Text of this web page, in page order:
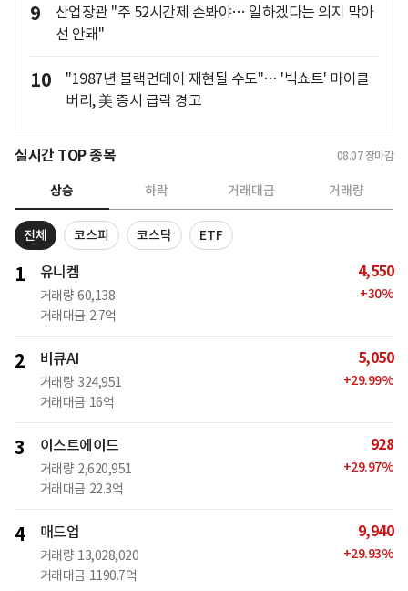
9
산업장관 "주 52시간제 손봐야… 일하겠다는 의지 막아
선 안돼"
10
"1987년 블랙먼데이 재현될 수도"… '빅쇼트' 마이클
버리, 美 증시 급락 경고
실시간 TOP 종목 08.07 장마감
상승 하락 거래대금 거래량
전체 코스피 코스닥 ETF
1 유니켐
거래량 60,138
거래대금 2.7억
4,550
+30%
2 비큐AI
거래량 324,951
거래대금 16억
5,050
+29.99%
3 이스트에이드
거래량 2,620,951
거래대금 22.3억
928
+29.97%
4 매드업
거래량 13,028,020
거래대금 1190.7억
9,940
+29.93%